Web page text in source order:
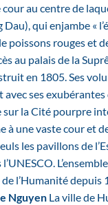
cour au centre de
qui enjambe «
poissons rouges et
au palais de la
en 1805. Ses
ses
sur la Cité pourpre
à une vaste cour et
les pavillons de
l’Humanité depuis
Nguyen La ville de